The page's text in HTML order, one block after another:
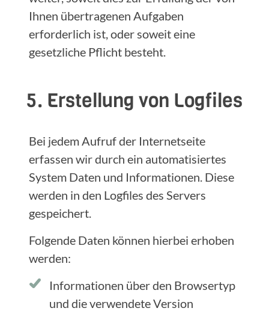
Ihnen übertragenen Aufgaben
erforderlich ist, oder soweit eine
gesetzliche Pflicht besteht.
5. Erstellung von Logfiles
Bei jedem Aufruf der Internetseite
erfassen wir durch ein automatisiertes
System Daten und Informationen. Diese
werden in den Logfiles des Servers
gespeichert.
Folgende Daten können hierbei erhoben
werden:
Informationen über den Browsertyp
und die verwendete Version